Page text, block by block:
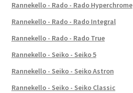
Rannekello - Rado - Rado Hyperchrome
Rannekello - Rado - Rado Integral
Rannekello - Rado - Rado True
Rannekello - Seiko - Seiko 5
Rannekello - Seiko - Seiko Astron
Rannekello - Seiko - Seiko Classic